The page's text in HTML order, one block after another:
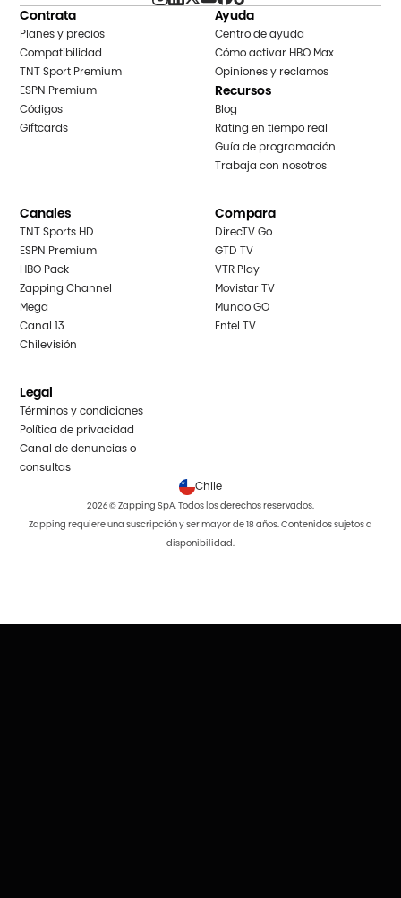
Contrata
Planes y precios
Compatibilidad
TNT Sport Premium
ESPN Premium
Códigos
Giftcards
Ayuda
Centro de ayuda
Cómo activar HBO Max
Opiniones y reclamos
Recursos
Blog
Rating en tiempo real
Guía de programación
Trabaja con nosotros
Canales
TNT Sports HD
ESPN Premium
HBO Pack
Zapping Channel
Mega
Canal 13
Chilevisión
Compara
DirecTV Go
GTD TV
VTR Play
Movistar TV
Mundo GO
Entel TV
Legal
Términos y condiciones
Política de privacidad
Canal de denuncias o
consultas
Chile
2026 © Zapping SpA. Todos los derechos reservados.
Zapping requiere una suscripción y ser mayor de 18 años. Contenidos sujetos a
disponibilidad.